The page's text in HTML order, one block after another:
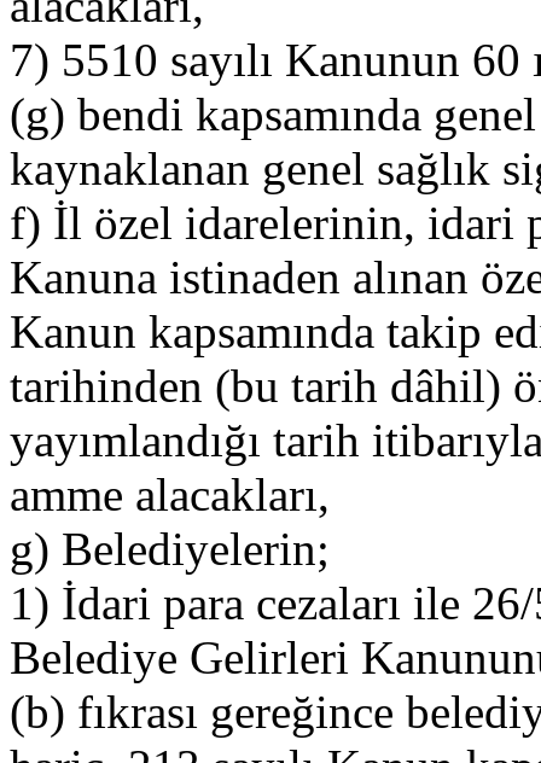
7) 5510 sayılı Kanunun 60
(g) bendi kapsamında
kaynaklanan genel sağlık
f) İl özel idarelerinin, idari
Kanuna istinaden alınan
Kanun kapsamında takip
tarihinden (bu tarih dâhil)
yayımlandığı tarih
amme alacakları,
g) Belediyelerin;
1) İdari para cezaları ile
Belediye Gelirleri
(b) fıkrası gereğince